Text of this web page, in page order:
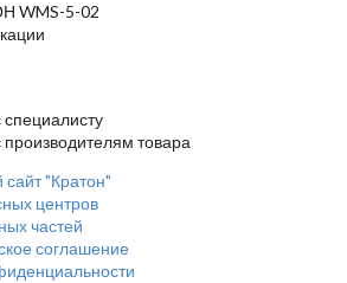
WMS-5-02
специалисту
производителям товара
"Кратон"
центров
частей
соглашение